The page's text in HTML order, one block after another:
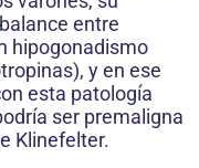
entre
hipogonadismo
y en ese
esta patología
ser premaligna
Klinefelter.